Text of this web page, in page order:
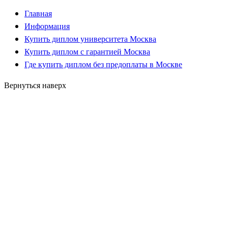
Главная
Информация
Купить диплом университета Москва
Купить диплом с гарантией Москва
Где купить диплом без предоплаты в Москве
Вернуться наверх